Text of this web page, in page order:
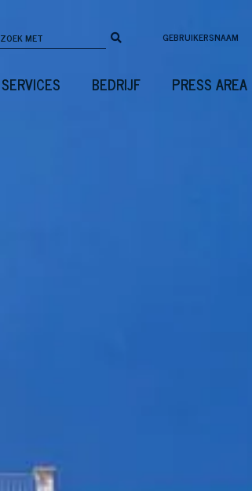
GEBRUIKERSNAAM
SERVICES BEDRIJF PRESS AREA